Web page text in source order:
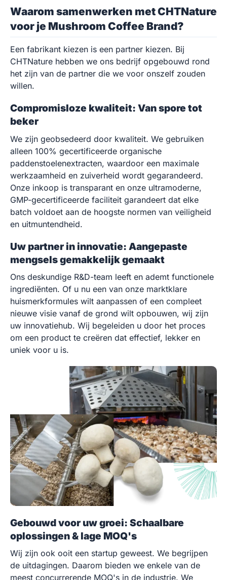
Waarom samenwerken met CHTNature
voor je Mushroom Coffee Brand?
Een fabrikant kiezen is een partner kiezen. Bij
CHTNature hebben we ons bedrijf opgebouwd rond
het zijn van de partner die we voor onszelf zouden
willen.
Compromisloze kwaliteit: Van spore tot
beker
We zijn geobsedeerd door kwaliteit. We gebruiken
alleen 100% gecertificeerde organische
paddenstoelenextracten, waardoor een maximale
werkzaamheid en zuiverheid wordt gegarandeerd.
Onze inkoop is transparant en onze ultramoderne,
GMP-gecertificeerde faciliteit garandeert dat elke
batch voldoet aan de hoogste normen van veiligheid
en uitmuntendheid.
Uw partner in innovatie: Aangepaste
mengsels gemakkelijk gemaakt
Ons deskundige R&D-team leeft en ademt functionele
ingrediënten. Of u nu een van onze marktklare
huismerkformules wilt aanpassen of een compleet
nieuwe visie vanaf de grond wilt opbouwen, wij zijn
uw innovatiehub. Wij begeleiden u door het proces
om een product te creëren dat effectief, lekker en
uniek voor u is.
Gebouwd voor uw groei: Schaalbare
oplossingen & lage MOQ's
Wij zijn ook ooit een startup geweest. We begrijpen
de uitdagingen. Daarom bieden we enkele van de
meest concurrerende MOQ's in de industrie. We